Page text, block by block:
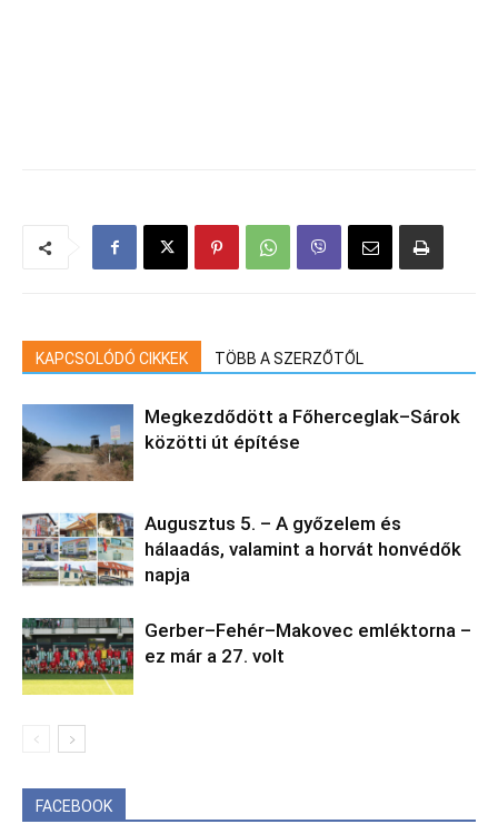
KAPCSOLÓDÓ CIKKEK TÖBB A SZERZŐTŐL
Megkezdődött a Főherceglak–Sárok
közötti út építése
Augusztus 5. – A győzelem és
hálaadás, valamint a horvát honvédők
napja
Gerber–Fehér–Makovec emléktorna –
ez már a 27. volt
FACEBOOK